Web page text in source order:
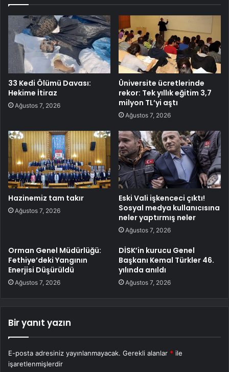
33 Kedi Ölümü Davası:
Hekime İtiraz
Ağustos 7, 2026
Üniversite ücretlerinde
rekor: Tek yıllık eğitim 3,7
milyon TL’yi aştı
Ağustos 7, 2026
Hazinemiz tam takır
Ağustos 7, 2026
Eski Vali işkenceci çıktı!
Sosyal medya kullanıcısına
neler yaptırmış neler
Ağustos 7, 2026
Orman Genel Müdürlüğü:
Fethiye’deki Yangının
Enerjisi Düşürüldü
Ağustos 7, 2026
DİSK’in kurucu Genel
Başkanı Kemal Türkler 46.
yılında anıldı
Ağustos 7, 2026
Bir yanıt yazın
E-posta adresiniz yayınlanmayacak. Gerekli alanlar * ile
işaretlenmişlerdir